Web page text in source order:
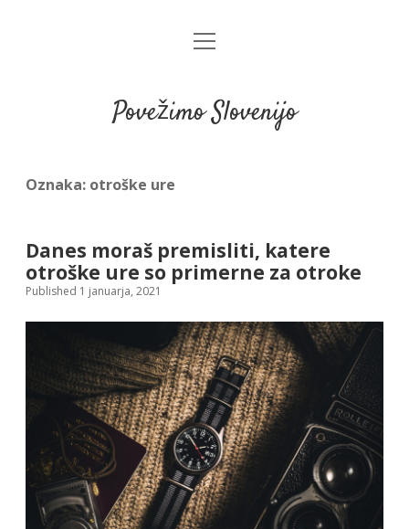
open
Povežimo Slovenijo
Oznaka: otroške ure
Danes moraš premisliti, katere
otroške ure so primerne za otroke
Published 1 januarja, 2021